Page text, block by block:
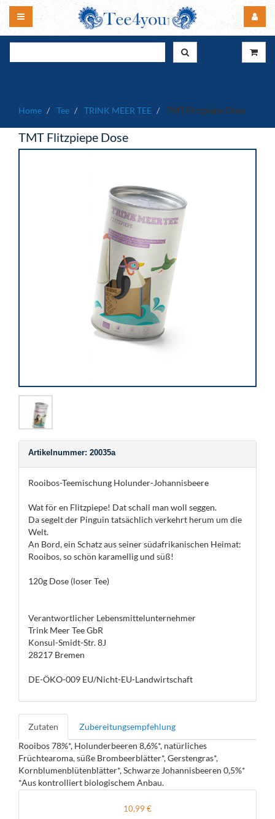
Home Tee TRINK MEER TEE TMT Flitzpiepe Dose
TMT Flitzpiepe Dose
Artikelnummer: 20035a
Rooibos-Teemischung Holunder-Johannisbeere
Wat för en Flitzpiepe! Dat schall man woll seggen.
Da segelt der Pinguin tatsächlich verkehrt herum um die
Welt.
An Bord, ein Schatz aus seiner südafrikanischen Heimat:
Rooibos, so schön karamellig und süß!
120g Dose (loser Tee)
Verantwortlicher Lebensmittelunternehmer
Trink Meer Tee GbR
Konsul-Smidt-Str. 8J
28217 Bremen
DE-ÖKO-009 EU/Nicht-EU-Landwirtschaft
Zutaten
Zubereitungsempfehlung
Rooibos 78%*, Holunderbeeren 8,6%*, natürliches
Früchtearoma, süße Brombeerblätter*, Gerstengras*,
Kornblumenblütenblätter*, Schwarze Johannisbeeren 0,5%*
*Aus kontrolliert biologischem Anbau.
10,99 €